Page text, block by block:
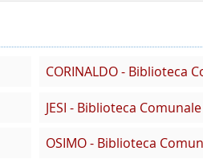
CORINALDO - Biblioteca
JESI - Biblioteca
OSIMO - Biblioteca